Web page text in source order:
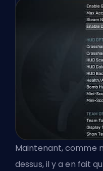
Maintenant, comme
dessus, il y a en fait